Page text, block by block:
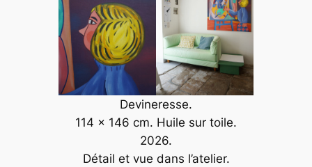
Devineresse.
114 x 146 cm. Huile sur toile.
2026.
Détail et vue dans l’atelier.